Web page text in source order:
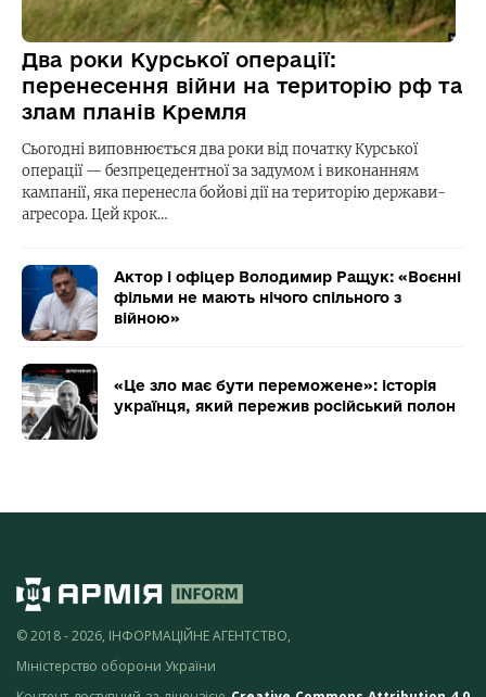
Два роки Курської операції:
перенесення війни на територію рф та
злам планів Кремля
Сьогодні виповнюється два роки від початку Курської
операції — безпрецедентної за задумом і виконанням
кампанії, яка перенесла бойові дії на територію держави-
агресора. Цей крок…
Актор і офіцер Володимир Ращук: «Воєнні
фільми не мають нічого спільного з
війною»
«Це зло має бути переможене»: історія
українця, який пережив російський полон
© 2018 - 2026, ІНФОРМАЦІЙНЕ АГЕНТСТВО,
Міністерство оборони України